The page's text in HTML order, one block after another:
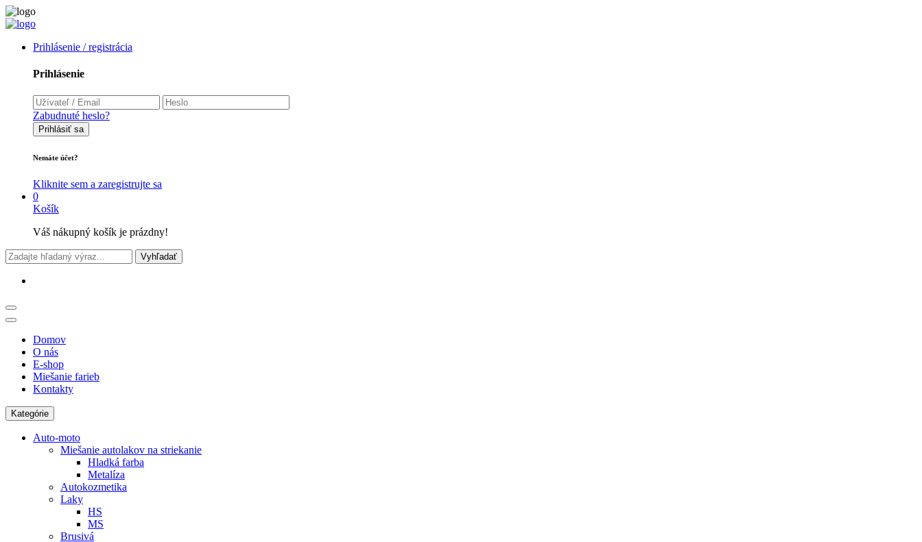
Prihlásenie / registrácia
Prihlásenie
Zabudnuté heslo?
Prihlásiť sa
Nemáte účet?
Kliknite sem a zaregistrujte sa
0
Košík
Váš nákupný košík je prázdny!
Vyhľadať
Domov
O nás
E-shop
Miešanie farieb
Kontakty
Kategórie
Auto-moto
Miešanie autolakov na striekanie
Hladká farba
Metalíza
Autokozmetika
Laky
HS
MS
Brusivá